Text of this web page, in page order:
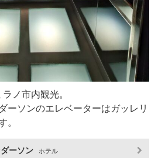
ノ市内観光。
ーソンのエレベーターはガッレリ
。
ーソン ホテル